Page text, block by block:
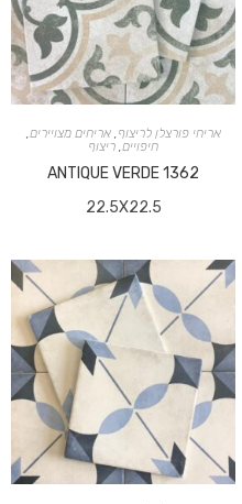
אריחי פורצלן לריצוף,אריחים מצויירים,
חיפויים, ריצוף
ANTIQUE VERDE 1362
22.5X22.5